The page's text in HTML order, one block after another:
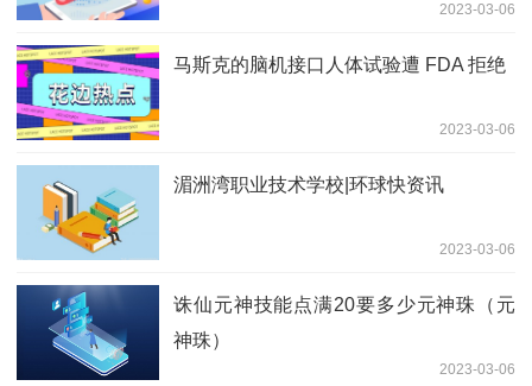
2023-03-06
马斯克的脑机接口人体试验遭 FDA 拒绝
2023-03-06
湄洲湾职业技术学校|环球快资讯
2023-03-06
诛仙元神技能点满20要多少元神珠（元
神珠）
2023-03-06